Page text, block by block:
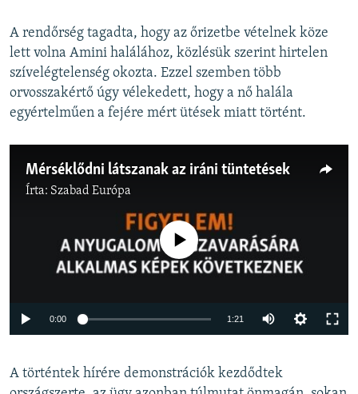
A rendőrség tagadta, hogy az őrizetbe vételnek köze
lett volna Amini halálához, közlésük szerint hirtelen
szívelégtelenség okozta. Ezzel szemben több
orvosszakértő úgy vélekedett, hogy a nő halála
egyértelműen a fejére mért ütések miatt történt.
Mérséklődni látszanak az iráni tüntetések
Írta: Szabad Európa
Jelenleg nincs elérhető tartalom
0:00 1:21
360p
A történtek hírére demonstrációk kezdődtek